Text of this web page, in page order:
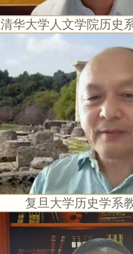
清华大学人文学院历史
复旦大学历史学系